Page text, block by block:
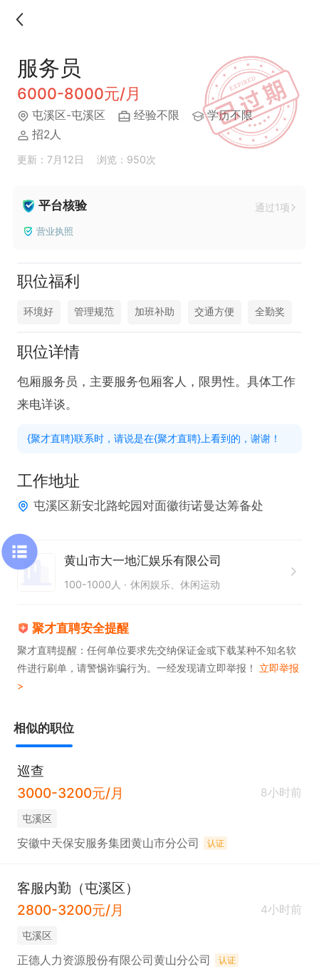
服务员
6000-8000元/月
屯溪区-屯溪区 经验不限
学历不限
招2人
更新：7月12日 浏览：950次
平台核验 通过1项
营业执照
职位福利
环境好 管理规范 加班补助 交通方便 全勤奖
职位详情
包厢服务员，主要服务包厢客人，限男性。具体工作
来电详谈。
{聚才直聘}联系时，请说是在{聚才直聘}上看到的，谢谢！
工作地址
屯溪区新安北路蛇园对面徽街诺曼达筹备处
黄山市大一地汇娱乐有限公司
100-1000人 休闲娱乐、休闲运动
聚才直聘安全提醒
聚才直聘提醒：任何单位要求先交纳保证金或下载某种不知名软
件进行刷单，请警惕诈骗行为。一经发现请立即举报！ 立即举报
>
相似的职位
巡查
3000-3200元/月
8小时前
屯溪区
安徽中天保安服务集团黄山市分公司 认证
客服内勤（屯溪区）
2800-3200元/月
4小时前
屯溪区
正德人力资源股份有限公司黄山分公司 认证